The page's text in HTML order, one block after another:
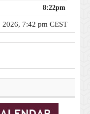
8:22pm
7:42 pm CEST